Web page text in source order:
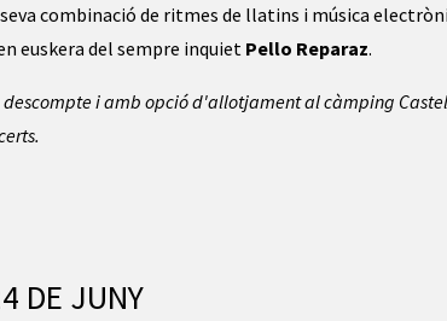
combinació de ritmes de llatins i música
euskera del sempre inquiet Pello Reparaz.
descompte i amb opció d'allotjament al càmping
DE JUNY